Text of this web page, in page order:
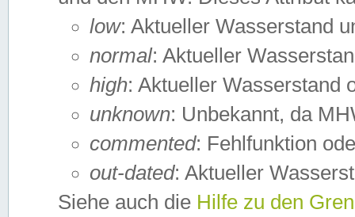
low: Aktueller Wasserstand
normal: Aktueller
high: Aktueller Wasserstand
unknown: Unbekannt, da
commented: Fehlfunktion
out-dated: Aktueller
Siehe auch die Hilfe zu den